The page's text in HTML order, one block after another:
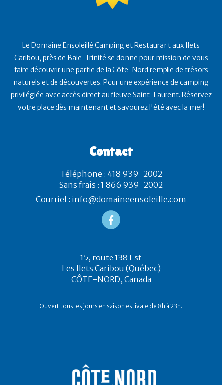
Le Domaine Ensoleillé Camping et Restaurant aux Ilets
Caribou, près de Baie-Trinité se donne pour mission de vous
faire découvrir une partie de la Côte-Nord remplie de trésors
naturels et de découvertes. Pour une expérience de camping
privilégiée avec accès direct au fleuve Saint-Laurent. Réservez
votre place dès maintenant et savourez l'été avec la mer!
Contact
Téléphone : 418 939-2002
Sans frais : 1 866 939-2002
Courriel : info@domaineensoleille.com
15, route 138 Est
Les Ilets Caribou (Québec)
CÔTE-NORD, Canada
Ouvert tous les jours en saison estivale de 8h à 23h.